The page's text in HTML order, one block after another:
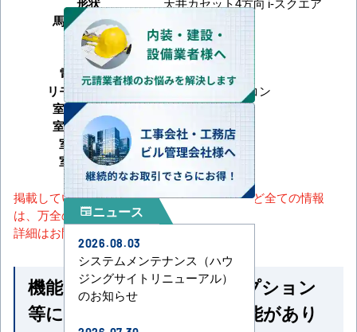
馬力（能力）
冷房能力
暖房能力
電源タイプ
三相200V
リモコンタイプ
ワイヤレスリモコン
室内機サイズ
室外機サイズ
室内機重量
室外機重量
掲載しているスペック・セット内容・画像など全ての情報
は、万全の保証をいたしかねます。
詳細はお問い合わせください。
機能一覧 ※馬力・型番・オプション
等によって付いていない機能があり
newspaperニュース
2026.08.03
システムメンテナンス（ハウ
ジングサイトリニューアル）
のお知らせ